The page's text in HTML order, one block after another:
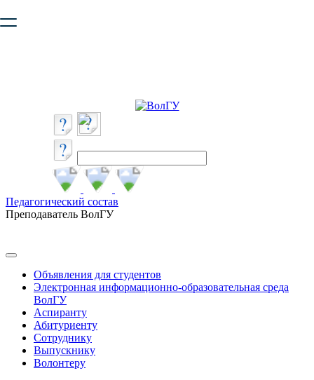
безопасную работу с сайтом. Пожалуйста
Педагогический состав
Преподаватель ВолГУ
Объявления для студентов
Электронная информационно-образовательная среда
ВолГУ
Аспиранту
Абитуриенту
Сотруднику
Выпускнику
Волонтеру